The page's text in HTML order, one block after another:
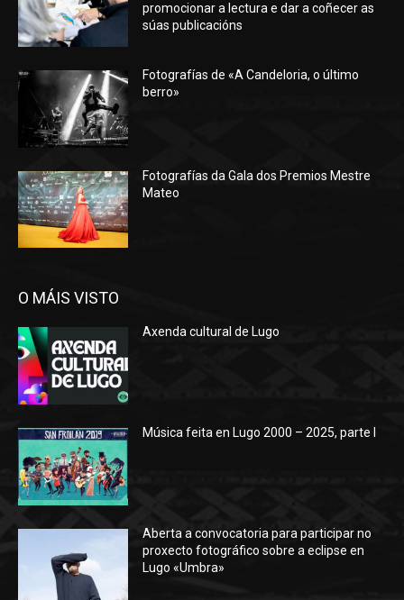
promocionar a lectura e dar a coñecer as
súas publicacións
Fotografías de «A Candeloria, o último
berro»
Fotografías da Gala dos Premios Mestre
Mateo
O MÁIS VISTO
Axenda cultural de Lugo
Música feita en Lugo 2000 – 2025, parte I
Aberta a convocatoria para participar no
proxecto fotográfico sobre a eclipse en
Lugo «Umbra»